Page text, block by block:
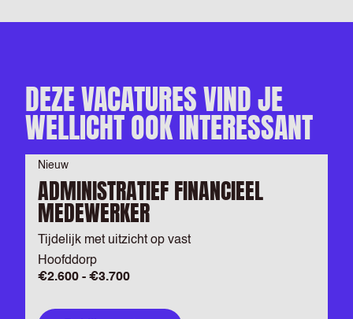
DEZE VACATURES VIND JE
WELLICHT OOK INTERESSANT
Nieuw
ADMINISTRATIEF FINANCIEEL
MEDEWERKER
Tijdelijk met uitzicht op vast
Hoofddorp
€2.600 - €3.700